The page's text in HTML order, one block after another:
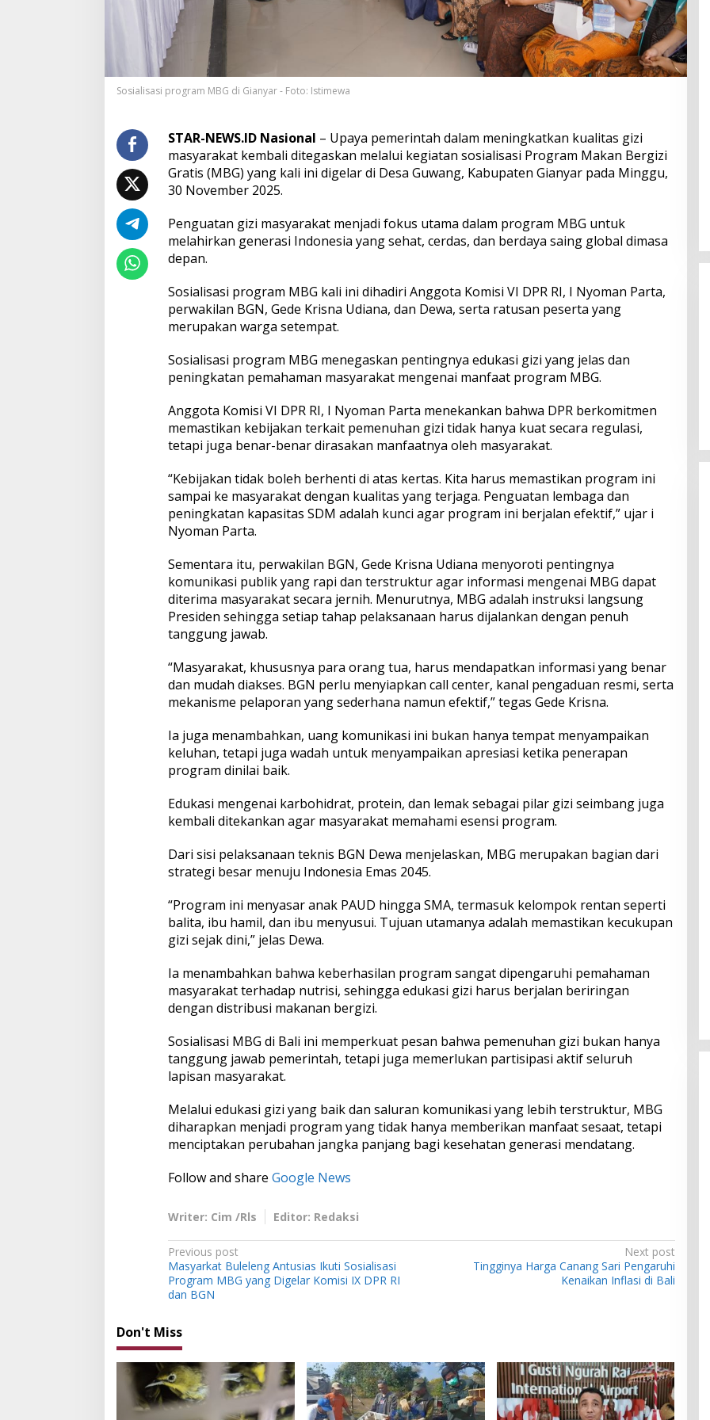
o
r
g
P
e
n
g
a
t
a
d
u
k
a
i
G
z
d
a
K
o
m
u
n
k
a
i
P
u
l
i
k
d
B
a
i
Sosialisasi program MBG di Gianyar - Foto: Istimewa
STAR-NEWS.ID Nasional – Upaya pemerintah dalam meningkatkan kualitas gizi
masyarakat kembali ditegaskan melalui kegiatan sosialisasi Program Makan Bergizi
Gratis (MBG) yang kali ini digelar di Desa Guwang, Kabupaten Gianyar pada Minggu,
30 November 2025.
Penguatan gizi masyarakat menjadi fokus utama dalam program MBG untuk
melahirkan generasi Indonesia yang sehat, cerdas, dan berdaya saing global dimasa
depan.
Sosialisasi program MBG kali ini dihadiri Anggota Komisi VI DPR RI, I Nyoman Parta,
perwakilan BGN, Gede Krisna Udiana, dan Dewa, serta ratusan peserta yang
merupakan warga setempat.
Sosialisasi program MBG menegaskan pentingnya edukasi gizi yang jelas dan
peningkatan pemahaman masyarakat mengenai manfaat program MBG.
Anggota Komisi VI DPR RI, I Nyoman Parta menekankan bahwa DPR berkomitmen
memastikan kebijakan terkait pemenuhan gizi tidak hanya kuat secara regulasi,
tetapi juga benar-benar dirasakan manfaatnya oleh masyarakat.
“Kebijakan tidak boleh berhenti di atas kertas. Kita harus memastikan program ini
sampai ke masyarakat dengan kualitas yang terjaga. Penguatan lembaga dan
peningkatan kapasitas SDM adalah kunci agar program ini berjalan efektif,” ujar i
Nyoman Parta.
Sementara itu, perwakilan BGN, Gede Krisna Udiana menyoroti pentingnya
komunikasi publik yang rapi dan terstruktur agar informasi mengenai MBG dapat
diterima masyarakat secara jernih. Menurutnya, MBG adalah instruksi langsung
Presiden sehingga setiap tahap pelaksanaan harus dijalankan dengan penuh
tanggung jawab.
“Masyarakat, khususnya para orang tua, harus mendapatkan informasi yang benar
dan mudah diakses. BGN perlu menyiapkan call center, kanal pengaduan resmi, serta
mekanisme pelaporan yang sederhana namun efektif,” tegas Gede Krisna.
Ia juga menambahkan, uang komunikasi ini bukan hanya tempat menyampaikan
keluhan, tetapi juga wadah untuk menyampaikan apresiasi ketika penerapan
program dinilai baik.
Edukasi mengenai karbohidrat, protein, dan lemak sebagai pilar gizi seimbang juga
kembali ditekankan agar masyarakat memahami esensi program.
Dari sisi pelaksanaan teknis BGN Dewa menjelaskan, MBG merupakan bagian dari
strategi besar menuju Indonesia Emas 2045.
“Program ini menyasar anak PAUD hingga SMA, termasuk kelompok rentan seperti
balita, ibu hamil, dan ibu menyusui. Tujuan utamanya adalah memastikan kecukupan
gizi sejak dini,” jelas Dewa.
Ia menambahkan bahwa keberhasilan program sangat dipengaruhi pemahaman
masyarakat terhadap nutrisi, sehingga edukasi gizi harus berjalan beriringan
dengan distribusi makanan bergizi.
Sosialisasi MBG di Bali ini memperkuat pesan bahwa pemenuhan gizi bukan hanya
tanggung jawab pemerintah, tetapi juga memerlukan partisipasi aktif seluruh
lapisan masyarakat.
Melalui edukasi gizi yang baik dan saluran komunikasi yang lebih terstruktur, MBG
diharapkan menjadi program yang tidak hanya memberikan manfaat sesaat, tetapi
menciptakan perubahan jangka panjang bagi kesehatan generasi mendatang.
Follow and share Google News
Writer: Cim /Rls Editor: Redaksi
P
o
s
t
n
a
v
i
Previous post
Masyarkat Buleleng Antusias Ikuti Sosialisasi
Program MBG yang Digelar Komisi IX DPR RI
dan BGN
Next post
Tingginya Harga Canang Sari Pengaruhi
Kenaikan Inflasi di Bali
Don't Miss
Perkuat Ekosistem Pariwisata
Village Grand Outlet Bali Resmi
Dibuka di KEK Kura Kura